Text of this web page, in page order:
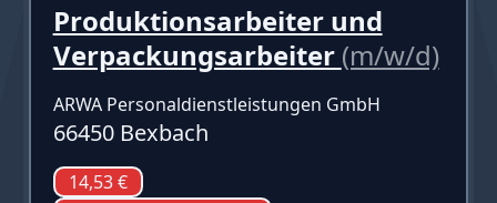
Produktionsarbeiter und
Verpackungsarbeiter (m/w/d)
ARWA Personaldienstleistungen GmbH
66450 Bexbach
14,53 €